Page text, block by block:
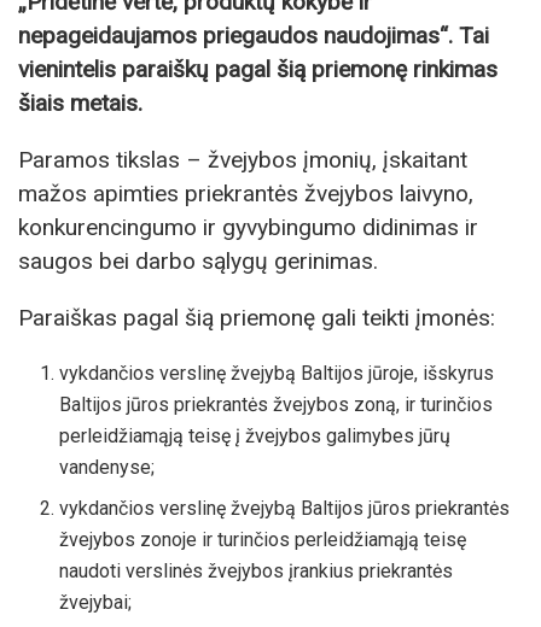
nepageidaujamos priegaudos naudojimas“. Tai
vienintelis paraiškų pagal šią priemonę rinkimas
šiais metais.
Paramos tikslas – žvejybos įmonių, įskaitant
mažos apimties priekrantės žvejybos laivyno,
konkurencingumo ir gyvybingumo didinimas ir
saugos bei darbo sąlygų gerinimas.
Paraiškas pagal šią priemonę gali teikti įmonės:
vykdančios verslinę žvejybą Baltijos jūroje, išskyrus
Baltijos jūros priekrantės žvejybos zoną, ir turinčios
perleidžiamąją teisę į žvejybos galimybes jūrų
vandenyse;
vykdančios verslinę žvejybą Baltijos jūros priekrantės
žvejybos zonoje ir turinčios perleidžiamąją teisę
naudoti verslinės žvejybos įrankius priekrantės
žvejybai;